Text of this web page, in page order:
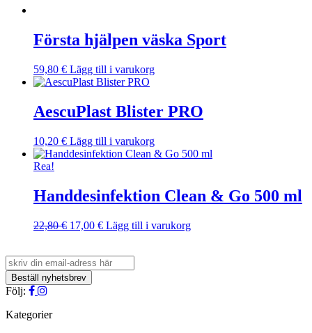
Första hjälpen väska Sport
59,80 € Lägg till i varukorg
AescuPlast Blister PRO
10,20 € Lägg till i varukorg
Rea!
Handdesinfektion Clean & Go 500 ml
22,80€ Det
var:
22,80 €.
17,00 €Det
är:
Lägg till i varukorg
Följ:
Kategorier